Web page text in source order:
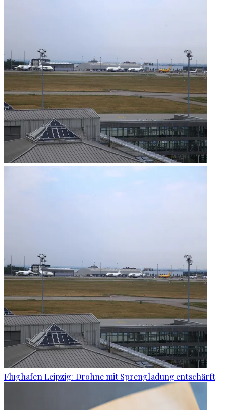
Flughafen Leipzig: Drohne mit Sprengladung entschärft